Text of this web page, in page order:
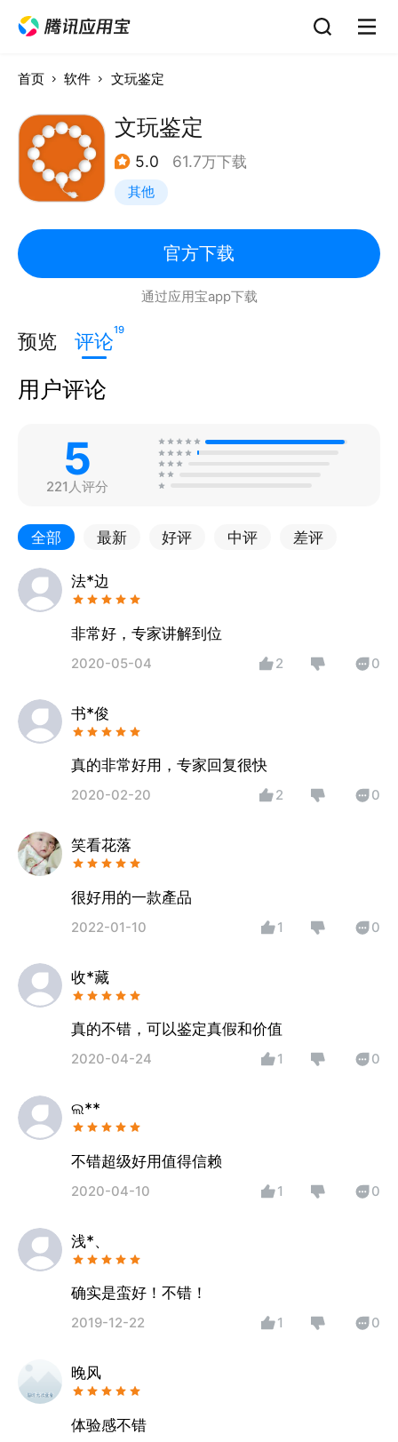
首页 软件 文玩鉴定
文玩鉴定
5.0 61.7万下载
其他
官方下载
通过应用宝app下载
预览 评论19
用户评论
5
221人评分
全部 最新 好评 中评 差评
法*边
非常好，专家讲解到位
2020-05-04 2 0
书*俊
真的非常好用，专家回复很快
2020-02-20 2 0
笑看花落
很好用的一款產品
2022-01-10 1 0
收*藏
真的不错，可以鉴定真假和价值
2020-04-24 1 0
ଲ**
不错超级好用值得信赖
2020-04-10 1 0
浅*、
确实是蛮好！不错！
2019-12-22 1 0
晚风
体验感不错